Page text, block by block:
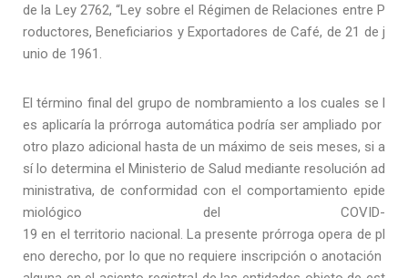
de la Ley 2762, “Ley sobre el Régimen de Relaciones entre P
roductores, Beneficiarios y Exportadores de Café, de 21 de j
unio de 1961.
El término final del grupo de nombramiento a los cuales se l
es aplicaría la prórroga automática podría ser ampliado por
otro plazo adicional hasta de un máximo de seis meses, si a
sí lo determina el Ministerio de Salud mediante resolución ad
ministrativa, de conformidad con el comportamiento epide
miológico del COVID-
19 en el territorio nacional. La presente prórroga opera de pl
eno derecho, por lo que no requiere inscripción o anotación